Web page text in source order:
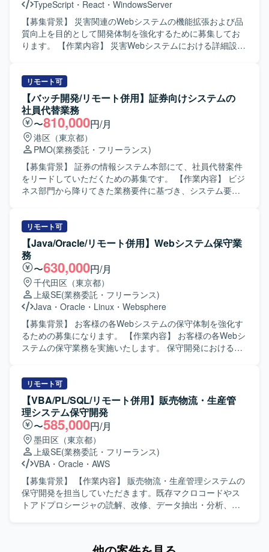
て品質向上に取り組める方が望ましいです。 【ポジション
の魅力】 生命保険業界向けのコアシステムに携わること
で、業務知識とWebアプリケーション開発スキルの双方を
高めていただけます。上流工程から開発・保守まで一気通
環境への移行経験も積むことができます。 【開発環境】
JavaおよびSpringBootを中心としたWebアプリケーション
開発環境となっております。クラウド技術としてAWSを利
用する可能性があり、要件定義や基本設計など上流工程に
も関わる機会がございます。
TypeScript ・ React ・ WindowsServer
【募集背景】 災害関連のWebシステムの機能拡張および品
質向上を目的として開発体制を強化するために募集してお
ります。 【作業内容】 災害Webシステムにおける詳細設計
ド側の開発もご対応いただきます。 【求める人物像】 Web
システム開発に主体的に取り組み、自ら課題を発見し改善
提案まで行っていただける方を求めております。フロント
エンド・バックエンド双方の技術に興味を持ち、チームメ
ンバーと連携しながら柔軟に対応できる方が望ましいで
す。 【ポジションの魅力】 社会的意義の高い災害関連シス
テムの開発に携わることで、ユーザーの安全や安心に直接
貢献できる点が魅力です。TypeScriptやReact、
C#（.NET）など複数の技術スタックを横断して携わること
ができ、フルスタック志向のスキルアップにもつながりま
ASP.NET Core）などを用いて開発を行います。
リモート可
【バッチ開発/リモート併用】証券向けシステムの
社員代替業務
〜810,000円/月
港区（東京都）
PMO(業務委託・フリーランス)
【募集背景】 証券の情報システム本部にて、社員代替案件
をリードしていただくための募集です。 【作業内容】 ビジ
ネス部門から降りてきた業務要件に基づき、システム要件
設計から総合テスト・受け入れテストまでの間の品質管
理、進捗管理、ドキュメント精査、各工程のレビューを実
施していただきます。出荷判定会議での説明や、リリース
までの一気通貫した案件推進を担っていただきます。担当
プロダクトはWebサイト、株取引アプリ、資産管理アプリ
などの既存アプリケーションや既存システムのバックエン
ド周り、特にバッチ開発など多岐にわたります。適正に合
わせて担当プロダクトは変わります。 【求める人物像】 シ
ステム要件定義から案件完結まで主体的に推進できる方を
求めています。ステークホルダーからの厳しいレビューに
対しても、要件を論理的かつ明確に説明し、回答できるコ
条件などの証券業務知識を自主的にキャッチアップしてい
ける学習意欲の高い方を求めています。 【ポジションの魅
力】 証券の情報システム本部において、Webサイトや株取
引アプリ、資産管理アプリ、バックエンドシステムなど多
岐にわたるプロダクトに関わることができます。要件定義
からリリースまで一気通貫で案件をリードすることで、上
流から下流までの工程を広く経験できる環境です。金融・
証券領域の知見や大規模システムにおける案件推進の経験
を深めていただけます。 【開発環境】 Webサイトや株取引
アプリ、資産管理アプリなどの既存アプリケーションおよ
び既存システムのバックエンド周り、特にバッチ開発に関
リモート可
【Java/Oracle/リモート併用】Webシステム保守業
務
〜630,000円/月
千代田区（東京都）
上級SE(業務委託・フリーランス)
Java ・ Oracle ・ Linux ・ Websphere
【募集背景】 お客様の各Webシステムの保守体制を強化す
るための募集になります。 【作業内容】 お客様の各Webシ
ステムの保守業務を実施いたします。 保守開発における基
いたします。 【求める人物像】 お客様との仕様確認を円滑
に進めるため、コミュニケーション能力が高い方を求めて
おります。 保守開発メンバーと連携しながら課題管理を主
体的に行っていただける方を歓迎いたします。 【ポジショ
ンの魅力】 複数のWebシステムの保守業務を通じて、設計
からリリースまで一貫した経験を積むことができます。 問
い合わせ対応や不具合調査を通じて、システム全体の構造
理解や問題解決力を高めることができます。 【開発環境】
JavaによるWebシステム、Oracleデータベース、Linux環境
での保守開発を行います。
リモート可
【VBA/PL/SQL/リモート併用】販売物流・生産管
理システム保守開発
〜585,000円/月
墨田区（東京都）
上級SE(業務委託・フリーランス)
VBA ・ Oracle ・ AWS
【募集背景】 【作業内容】 販売物流・生産管理システムの
保守開発を担当していただきます。既存マクロコードやス
トアドプロシージャの読解、改修、データ抽出・分析、業